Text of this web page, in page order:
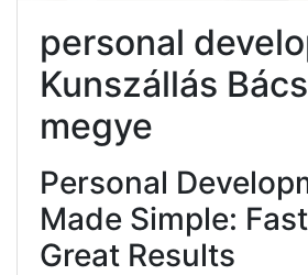
personal
Kunszállás
megye
Personal
Made Simple:
Great Results